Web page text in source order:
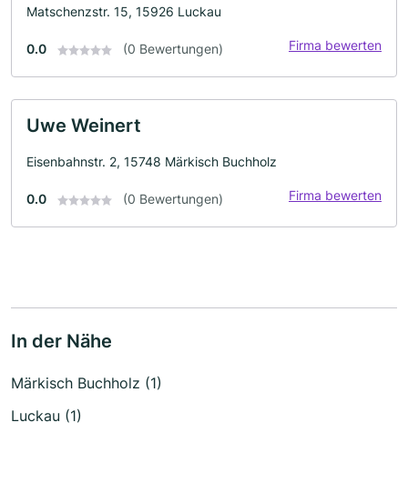
Matschenzstr. 15, 15926 Luckau
0.0 (0 Bewertungen) Firma bewerten
Uwe Weinert
Eisenbahnstr. 2, 15748 Märkisch Buchholz
0.0 (0 Bewertungen) Firma bewerten
In der Nähe
Märkisch Buchholz (1)
Luckau (1)